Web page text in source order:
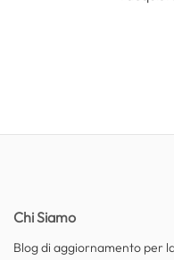
Chi Siamo
Blog di aggiornamento per